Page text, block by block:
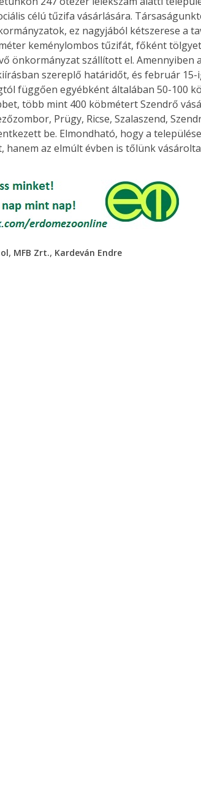
célú tűzifa vásárlására.
ez nagyjából kétszerese a
keménylombos tűzifát, főként
önkormányzat szállított el. Amennyiben
szereplő határidőt, és február 15-
függően egyébként általában 50-100
több mint 400 köbmétert Szendrő
Prügy, Ricse, Szalaszend,
be. Elmondható, hogy a
hanem az elmúlt évben is tőlünk
, MFB Zrt., Kardeván Endre